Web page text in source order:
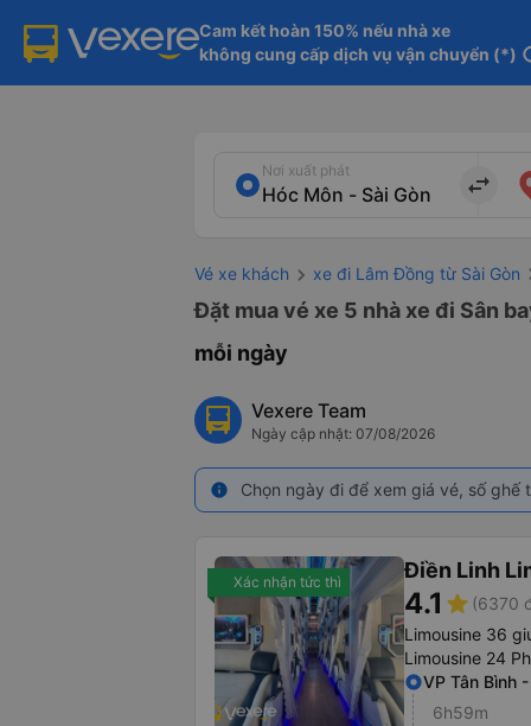
Cam kết hoàn 150% nếu nhà xe
không cung cấp dịch vụ vận chuyển (*)
Nơi xuất phát
import_export
Vé xe khách xe đi Lâm Đồng từ Sài Gòn
Đặt mua vé xe 5 nhà xe đi Sân
mỗi ngày
Vexere Team
Ngày cập nhật: 07/08/2026
info Chọn ngày đi để xem giá vé, số
Xác nhận tức thì Điền Linh
4.1 star (6370
Limousine 36
Limousine 24
VP Tân Bình
6h59m